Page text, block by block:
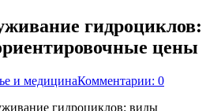
гидроциклов:
цены
и медицинаКомментарии: 0